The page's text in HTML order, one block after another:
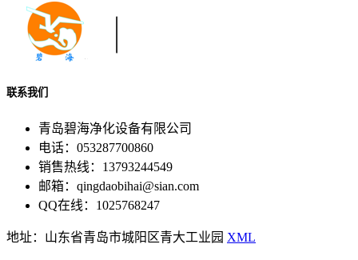
联系我们
青岛碧海净化设备有限公司
电话：053287700860
销售热线：13793244549
邮箱：qingdaobihai@sian.com
QQ在线：1025768247
地址：山东省青岛市城阳区青大工业园 XML